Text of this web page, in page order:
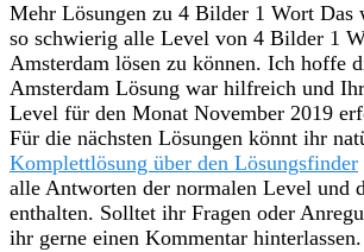
Mehr Lösungen zu 4 Bilder 1 Wort Das
so schwierig alle Level von 4 Bilder 1
Amsterdam lösen zu können. Ich hoffe
Amsterdam Lösung war hilfreich und
Level für den Monat November 2019
Für die nächsten Lösungen könnt ihr
Komplettlösung über den Lösungsfinder
alle Antworten der normalen Level und
enthalten. Solltet ihr Fragen oder
ihr gerne einen Kommentar hinterlassen.